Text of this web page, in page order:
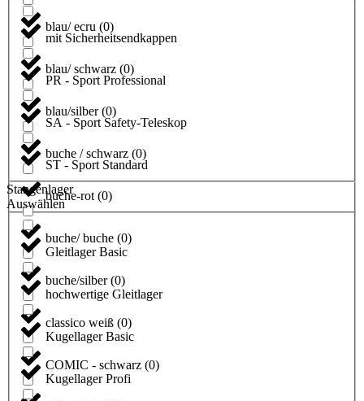
blau/ ecru (0)
blau/ schwarz (0)
blau/silber(0)
buche / schwarz (0)
buche-rot (0)
buche/ buche (0)
buche/silber(0)
classico weiß (0)
COMIC - schwarz (0)
mit Sicherheitsendkappen
PR - Sport Professional
SA - Sport Safety-Teleskop
ST - Sport Standard
Stangenlager
Auswählen
Gleitlager Basic
hochwertige Gleitlager
Kugellager Basic
Kugellager Profi